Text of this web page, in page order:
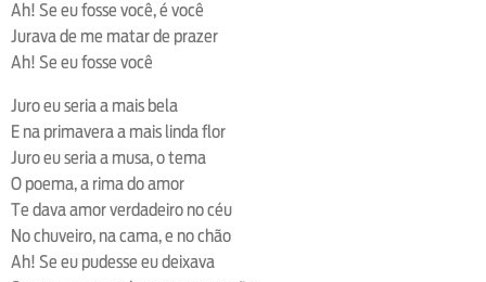
Ah! Se eu fosse você, é você
Jurava de me matar de prazer
Ah! Se eu fosse você
Juro eu seria a mais bela
E na primavera a mais linda flor
Juro eu seria a musa, o tema
O poema, a rima do amor
Te dava amor verdadeiro no céu
No chuveiro, na cama, e no chão
Ah! Se eu pudesse eu deixava